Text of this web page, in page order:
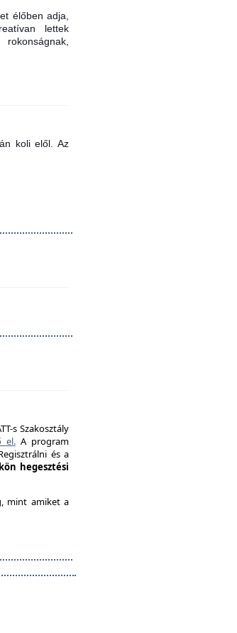
élőben adja,
lettek
koli elől. Az
s Szakosztály
el.A program
és a
hegesztési
mint amiket a